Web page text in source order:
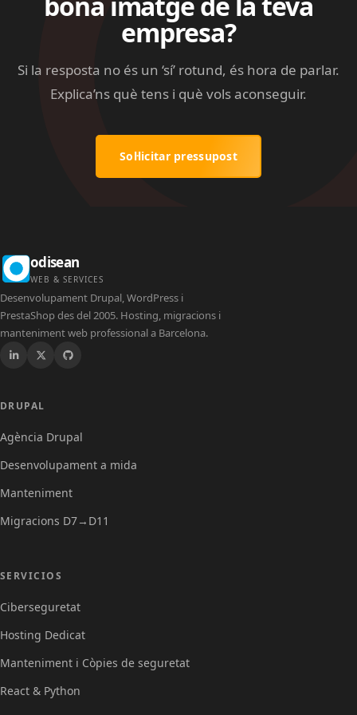
empresa?
Si la resposta no és un ‘sí’ rotund, és hora de parlar.
Explica’ns què tens i què vols aconseguir.
Sol·licitar pressupost
odisean
WEB & SERVICES
Desenvolupament Drupal, WordPress i
PrestaShop des del 2005. Hosting, migracions i
manteniment web professional a Barcelona.
Drupal
DRUPAL
Agència Drupal
Desenvolupament a mida
Manteniment
Migracions D7→D11
Servicios
SERVICIOS
Ciberseguretat
Hosting Dedicat
Manteniment i Còpies de seguretat
React & Python